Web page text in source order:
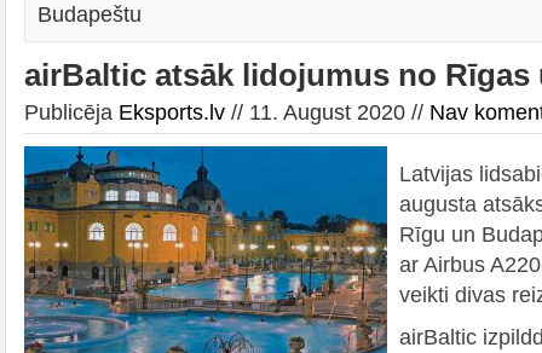
Budapeštu
airBaltic atsāk lidojumus no Rīgas
Publicēja Eksports.lv // 11. August 2020 // Nav
Latvijas
augusta
Rīgu un
ar Airbus
veikti divas
airBaltic